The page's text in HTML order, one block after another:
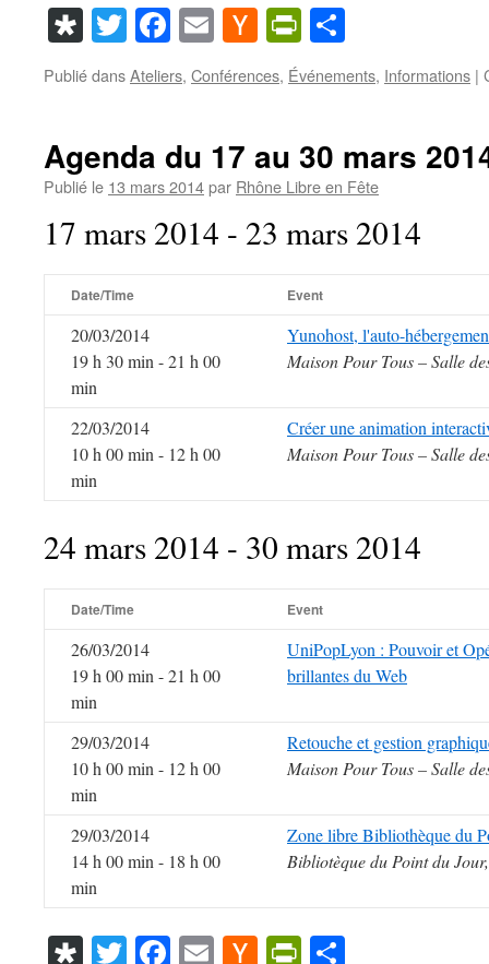
Diaspora
TwitterFacebook
EmailHacker
News
PrintFriendly
Publié dansAteliers, Conférences, Événements, Informations |
Agenda du 17 au 30 mars
Publié le 13 mars 2014par Rhône Libre en Fête
17 mars 2014 - 23 mars 2014
Date/Time Event
20/03/2014
19 h 30 min - 21 h 00
min
Yunohost, l'auto-
Maison Pour Tous – Salle
22/03/2014
10 h 00 min - 12 h 00
min
Créer une animation
Maison Pour Tous – Salle
24 mars 2014 - 30 mars 2014
Date/Time Event
26/03/2014
19 h 00 min - 21 h 00
min
UniPopLyon : Pouvoir et
brillantes du Web
29/03/2014
10 h 00 min - 12 h 00
min
Retouche et gestion
Maison Pour Tous – Salle
29/03/2014
14 h 00 min - 18 h 00
min
Zone libre Bibliothèque du
Bibliotèque du Point du
Diaspora
TwitterFacebook
EmailHackerPrintFriendly